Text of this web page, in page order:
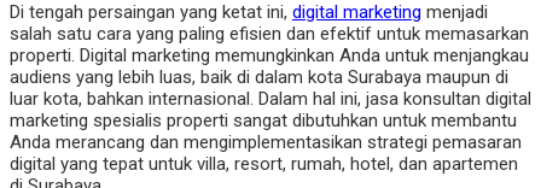
Di tengah persaingan yang ketat ini, digital marketing menjadi
salah satu cara yang paling efisien dan efektif untuk memasarkan
properti. Digital marketing memungkinkan Anda untuk menjangkau
audiens yang lebih luas, baik di dalam kota Surabaya maupun di
luar kota, bahkan internasional. Dalam hal ini, jasa konsultan digital
marketing spesialis properti sangat dibutuhkan untuk membantu
Anda merancang dan mengimplementasikan strategi pemasaran
digital yang tepat untuk villa, resort, rumah, hotel, dan apartemen